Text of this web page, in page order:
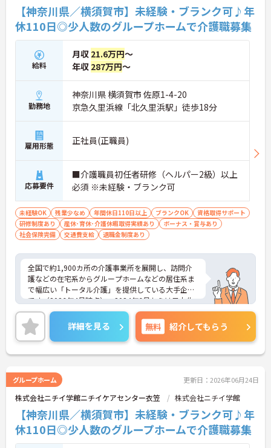
応しており、グループホームでの1対1の丁寧なケア
という現場のやりがいを感じながら、確かなキャリ
アと長期的な働きやすさの両方を手に入れられる職
場です。
＜介護福祉士の資格を活かし、さらなる高みを目指
せる環境です＞大手ならではの丁寧な拠点研修や半
年間のOJTがあり、新しい職場への不安をしっかり
解消できます。1ユニット9名の少人数制グループホ
ームのため、お客様と1対1で深く関わるケアが叶う
のも大きな魅力。ゆくゆくはサービス管理者研修を
できる明確なキャリアマップが用意されています
＜手厚い子育て支援！プライベートも大切にできる
環境＞ 「ワークライフバランスを重視する方にも大
変おすすめの求人です。希望を考慮したシフト作成
や半日単位で取得できる有給休暇など、無理なく働
ける体制が整っています。特に子育て支援が手厚
く、10～18歳のお子様を対象とした『子ども手当』
や、企業主導型保育所の利用手当（月1万円）など
も充実！ご家族の急な体調不良時には家族愛休暇も
利用でき、ライフステージが変わっても安心のサポ
【神奈川県／横須賀市】未経験・ブランク可♪年
休110日◎少人数のグループホームで介護職募集
給料
月収 21.6万円～
年収 287万円～
勤務地
神奈川県 横須賀市 佐原1-4-20
京急久里浜線「北久里浜駅」徒歩18分
雇用形態 正社員(正職員)
応募要件
■介護職員初任者研修（ヘルパー2級）以上
必須 ※未経験・ブランク可
未経験OK 残業少なめ 年間休日110日以上 ブランクOK
資格取得サポート
研修制度あり
産休･育休･介護休暇取得実績あり
ボーナス・賞与あり
社会保険完備
交通費支給 退職金制度あり
全国で約1,900カ所の介護事業所を展開し、訪問介
護などの在宅系からグループホームなどの居住系ま
で幅広い「トータル介護」を提供している大手企業
です（2026年4月時点）。2024年6月からは日本生
命グループの一員となり、さらに安定した経営基盤
のもとでお客様に安心をお届けしています。職員一
人ひとりの「働きやすさ」と「キャリア」を大切に
する社風が特徴です。福利厚生が非常に充実してお
り、10歳～18歳のお子様を持つ方への「子ども手
「保育利用手当」など、仕事と子育ての両立を強力
にバックアップしています。 また、資格取得を目指
せる支援制度（会社負担やキャッシュバック）が整
っており、スキルアップやキャリアアップ（サービ
ス提供責任者、管理者など）に向けた段階的な研修
も豊富です。日々の頑張りは手当や賃金制度でしっ
かりと評価されるため、高いモチベーションを保ち
詳細を見る 無料 紹介してもらう
グループホーム 更新日：2026年06月24日
株式会社ニチイ学館ニチイケアセンター衣笠 株式会社ニチイ学館
【神奈川県／横須賀市】未経験・ブランク可♪年
休110日◎少人数のグループホームで介護職募集